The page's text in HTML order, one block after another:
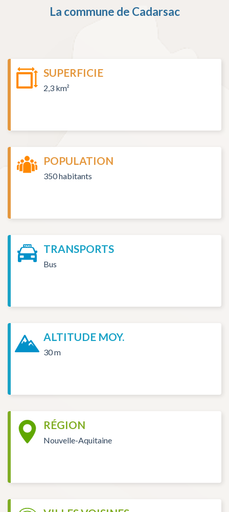
La commune de Cadarsac
SUPERFICIE
2,3 km²
POPULATION
350 habitants
TRANSPORTS
Bus
ALTITUDE MOY.
30 m
RÉGION
Nouvelle-Aquitaine